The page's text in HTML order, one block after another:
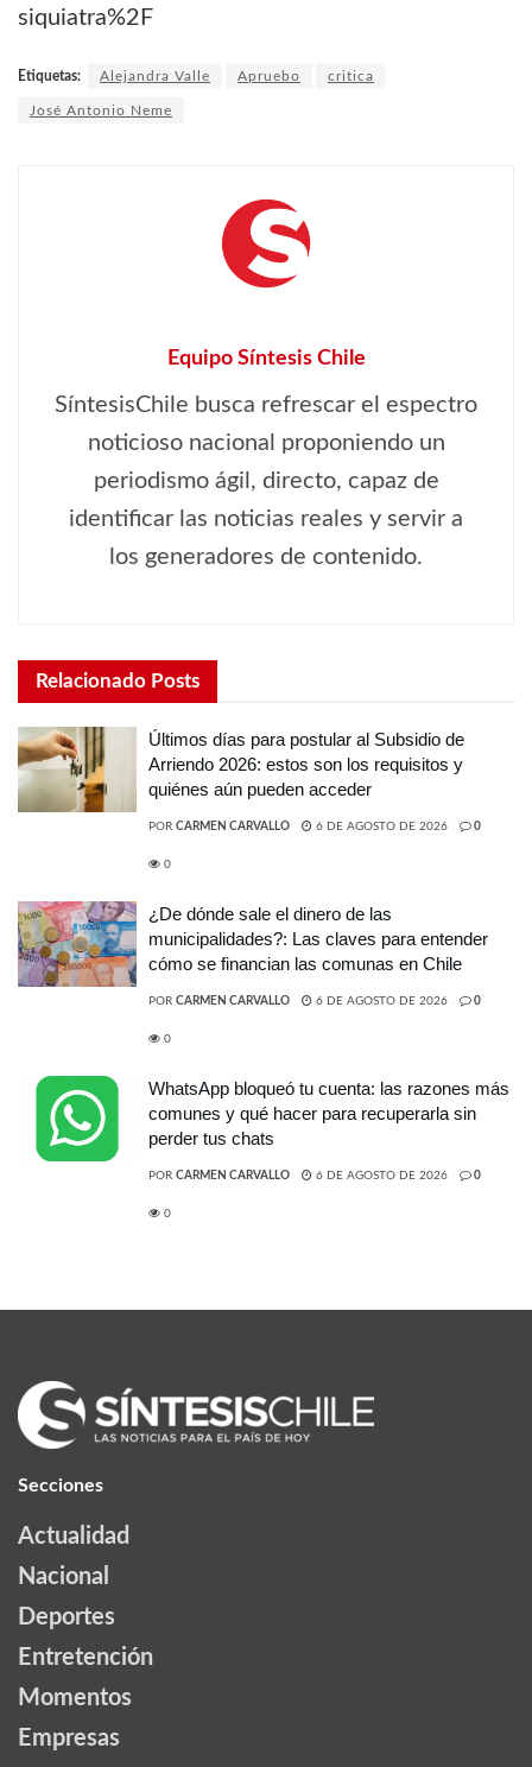
siquiatra%2F
Etiquetas: Alejandra Valle Apruebo critica
José Antonio Neme
Equipo Síntesis Chile
SíntesisChile busca refrescar el espectro
noticioso nacional proponiendo un
periodismo ágil, directo, capaz de
identificar las noticias reales y servir a
los generadores de contenido.
Relacionado Posts
Últimos días para postular al Subsidio de
Arriendo 2026: estos son los requisitos y
quiénes aún pueden acceder
POR CARMEN CARVALLO 6 DE AGOSTO DE 2026 0
0
¿De dónde sale el dinero de las
municipalidades?: Las claves para entender
cómo se financian las comunas en Chile
POR CARMEN CARVALLO 6 DE AGOSTO DE 2026 0
0
WhatsApp bloqueó tu cuenta: las razones más
comunes y qué hacer para recuperarla sin
perder tus chats
POR CARMEN CARVALLO 6 DE AGOSTO DE 2026 0
0
Secciones
Actualidad
Nacional
Deportes
Entretención
Momentos
Empresas